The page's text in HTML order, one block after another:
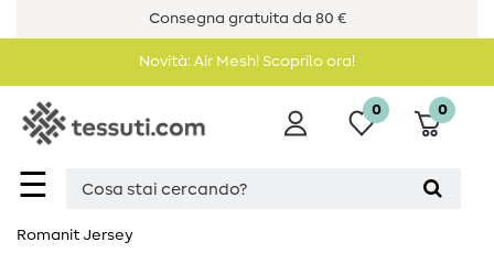
Consegna gratuita da 80 €
Novità: Air Mesh! Scoprilo ora!
☰
0 0
Romanit Jersey